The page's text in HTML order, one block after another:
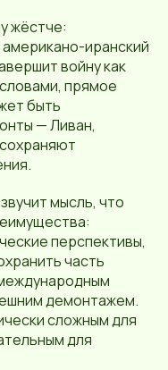
жёстче:
иранский
войну как
прямое
быть
— Ливан,
мысль, что
перспективы,
часть
демонтажем.
сложным для
для